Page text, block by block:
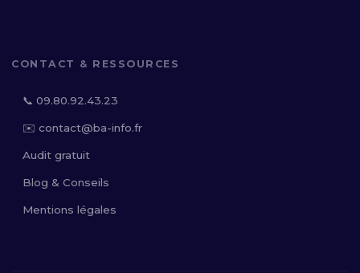
CONTACT & RESSOURCES
📞 09.80.92.43.23
✉️ contact@ba-info.fr
Audit gratuit
Blog & Conseils
Mentions légales